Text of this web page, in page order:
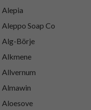
Alepia
Aleppo Soap Co
Alg-Börje
Alkmene
Allvernum
Almawin
Aloesove